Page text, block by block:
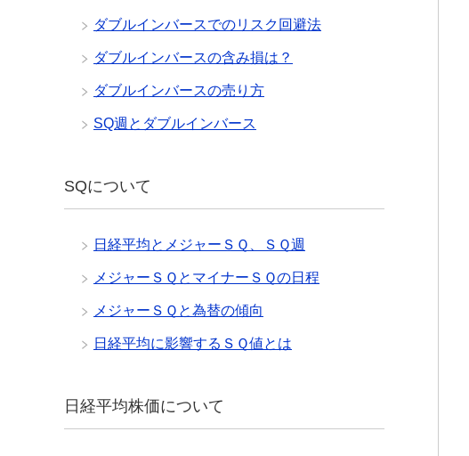
ダブルインバースでのリスク回避法
ダブルインバースの含み損は？
ダブルインバースの売り方
SQ週とダブルインバース
SQについて
日経平均とメジャーＳＱ、ＳＱ週
メジャーＳＱとマイナーＳＱの日程
メジャーＳＱと為替の傾向
日経平均に影響するＳＱ値とは
日経平均株価について